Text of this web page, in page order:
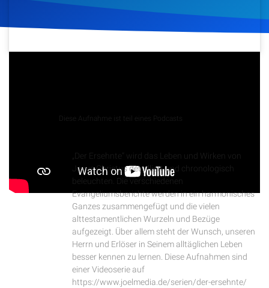
Diese Aufnahme ist teil eines Podcasts
„Der Ersehnte“ wird das Leben und Wirken von
Jesus Christus detailliert und chronologisch
beleuchten. Die verschiedenen
Evangeliumsberichte werden in ein harmonisches
Ganzes zusammengefügt und die vielen
alttestamentlichen Wurzeln und Bezüge
aufgezeigt. Über allem steht der Wunsch, unseren
Herrn und Erlöser in Seinem alltäglichen Leben
besser kennen zu lernen. Diese Aufnahmen sind
einer Videoserie auf
https://www.joelmedia.de/serien/der-ersehnte/
Kontakt